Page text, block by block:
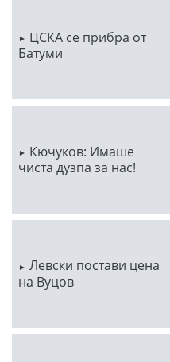
ЦСКА се прибра от
Батуми
Кючуков: Имаше
чиста дузпа за нас!
Левски постави цена
на Вуцов